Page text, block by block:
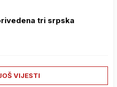
tri srpska
VIJESTI